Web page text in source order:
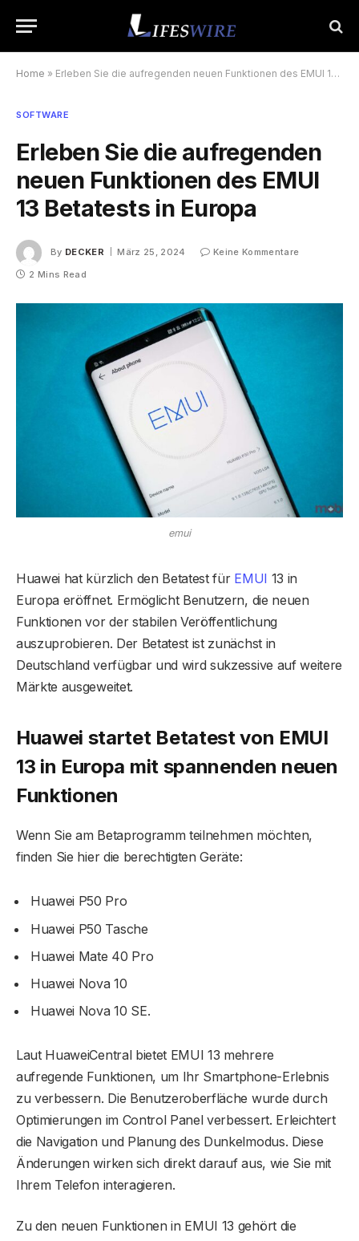
Home » Erleben Sie die aufregenden neuen Funktionen des EMUI 13 Betatests in Europa
SOFTWARE
Erleben Sie die aufregenden
neuen Funktionen des EMUI
13 Betatests in Europa
By DECKER März 25, 2024
Keine Kommentare
2 Mins Read
emui
Huawei hat kürzlich den Betatest für EMUI 13 in
Europa eröffnet. Ermöglicht Benutzern, die neuen
Funktionen vor der stabilen Veröffentlichung
auszuprobieren. Der Betatest ist zunächst in
Deutschland verfügbar und wird sukzessive auf weitere
Märkte ausgeweitet.
Huawei startet Betatest von EMUI
13 in Europa mit spannenden neuen
Funktionen
Wenn Sie am Betaprogramm teilnehmen möchten,
finden Sie hier die berechtigten Geräte:
Huawei P50 Pro
Huawei P50 Tasche
Huawei Mate 40 Pro
Huawei Nova 10
Huawei Nova 10 SE.
Laut HuaweiCentral bietet EMUI 13 mehrere
aufregende Funktionen, um Ihr Smartphone-Erlebnis
zu verbessern. Die Benutzeroberfläche wurde durch
Optimierungen im Control Panel verbessert. Erleichtert
die Navigation und Planung des Dunkelmodus. Diese
Änderungen wirken sich direkt darauf aus, wie Sie mit
Ihrem Telefon interagieren.
Zu den neuen Funktionen in EMUI 13 gehört die